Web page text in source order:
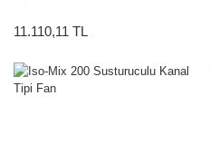
11.110,11 TL